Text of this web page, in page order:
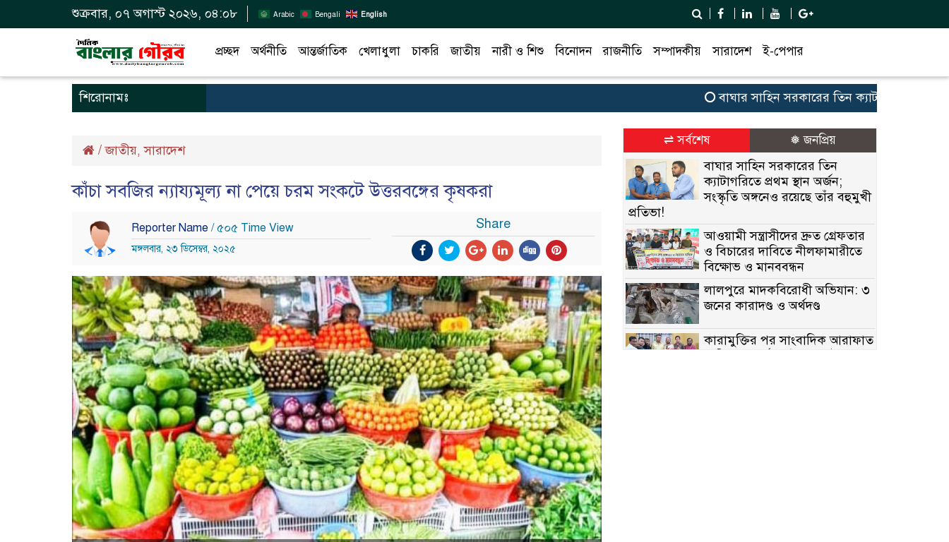
শুক্রবার, ০৭ অগাস্ট ২০২৬, ০৪:০৮ Arabic Bengali English
প্রচ্ছদ অর্থনীতি আন্তর্জাতিক খেলাধুলা চাকরি জাতীয় নারী ও শিশু বিনোদন রাজনীতি সম্পাদকীয় সারাদেশ ই-পেপার
শিরোনামঃ বাঘার সাহিন সরকারের তিন ক্যাটাগরিতে প্রথম
/জাতীয়,সারাদেশ
কাঁচা সবজির ন্যায্যমূল্য না পেয়ে চরম সংকটে উত্তরবঙ্গের কৃষকরা
Reporter Name / ৫০৫ Time View
মঙ্গলবার, ২৩ ডিসেম্বর, ২০২৫
Share
⇌ সর্বশেষ ❅ জনপ্রিয়
বাঘার সাহিন সরকারের তিন
ক্যাটাগরিতে প্রথম স্থান অর্জন;
সংস্কৃতি অঙ্গনেও রয়েছে তাঁর বহুমুখী
প্রতিভা!
আওয়ামী সন্ত্রাসীদের দ্রুত গ্রেফতার
ও বিচারের দাবিতে নীলফামারীতে
বিক্ষোভ ও মানববন্ধন
লালপুরে মাদকবিরোধী অভিযান: ৩
জনের কারাদণ্ড ও অর্থদণ্ড
কারামুক্তির পর সাংবাদিক আরাফাত